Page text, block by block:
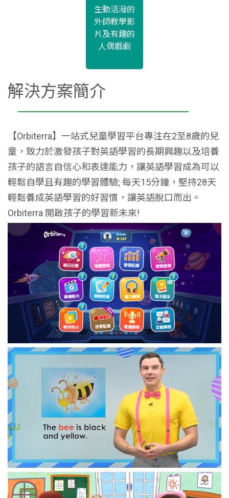
生動活潑的
外師教學影
片及有趣的
人偶戲劇
解決方案簡介
【Orbiterra】一站式兒童學習平台專注在2至8歲的兒
童，致力於激發孩子對英語學習的長期興趣以及培養
孩子的語言自信心和表達能力，讓英語學習成為可以
輕鬆自學且有趣的學習體驗; 每天15分鐘，堅持28天
輕鬆養成英語學習的好習慣，讓英語脫口而出。
Orbiterra 開啟孩子的學習新未來!